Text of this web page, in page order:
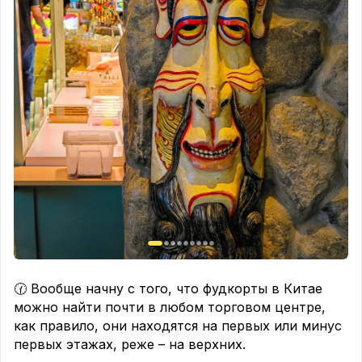
🕜 Вообще начну с того, что фудкорты в Китае
можно найти почти в любом торговом центре,
как правило, они находятся на первых или минус
первых этажах, реже – на верхних.